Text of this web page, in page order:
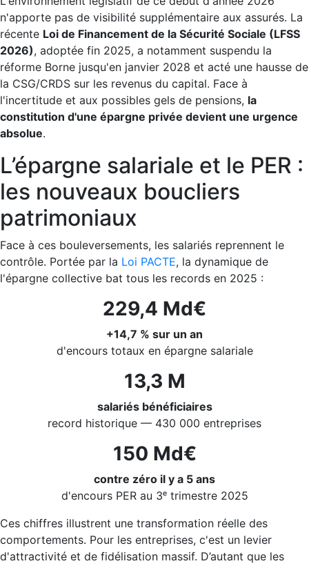
n'apporte pas de visibilité supplémentaire aux assurés. La
récente Loi de Financement de la Sécurité Sociale (LFSS
2026), adoptée fin 2025, a notamment suspendu la
réforme Borne jusqu'en janvier 2028 et acté une hausse de
la CSG/CRDS sur les revenus du capital. Face à
l'incertitude et aux possibles gels de pensions, la
constitution d'une épargne privée devient une urgence
absolue.
L’épargne salariale et le PER :
les nouveaux boucliers
patrimoniaux
Face à ces bouleversements, les salariés reprennent le
contrôle. Portée par la Loi PACTE, la dynamique de
l'épargne collective bat tous les records en 2025 :
229,4 Md€
+14,7 % sur un an
d'encours totaux en épargne salariale
13,3 M
salariés bénéficiaires
record historique — 430 000 entreprises
150 Md€
contre zéro il y a 5 ans
d'encours PER au 3ᵉ trimestre 2025
Ces chiffres illustrent une transformation réelle des
comportements. Pour les entreprises, c'est un levier
d'attractivité et de fidélisation massif. D’autant que les